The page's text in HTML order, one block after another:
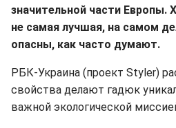
значительной части Европы.
не самая лучшая, на самом
опасны, как часто думают.
РБК-Украина (проект Styler)
свойства делают гадюк
важной экологической